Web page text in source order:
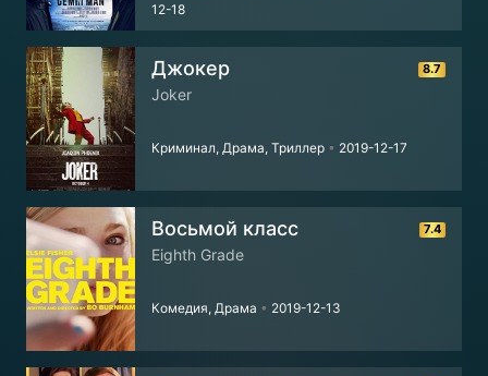
12-18
8.7
Джокер
Joker
Криминал, Драма, Триллер • 2019-12-17
7.4
Восьмой класс
Eighth Grade
Комедия, Драма • 2019-12-13